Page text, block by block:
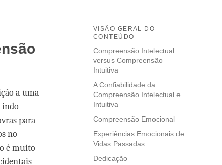
VISÃO GERAL DO
CONTEÚDO
Compreensão Intelectual
versus Compreensão
Intuitiva
A Confiabilidade da
Compreensão Intelectual e
Intuitiva
Compreensão Emocional
Experiências Emocionais de
Vidas Passadas
Dedicação
a uma
indo-
para
no
é muito